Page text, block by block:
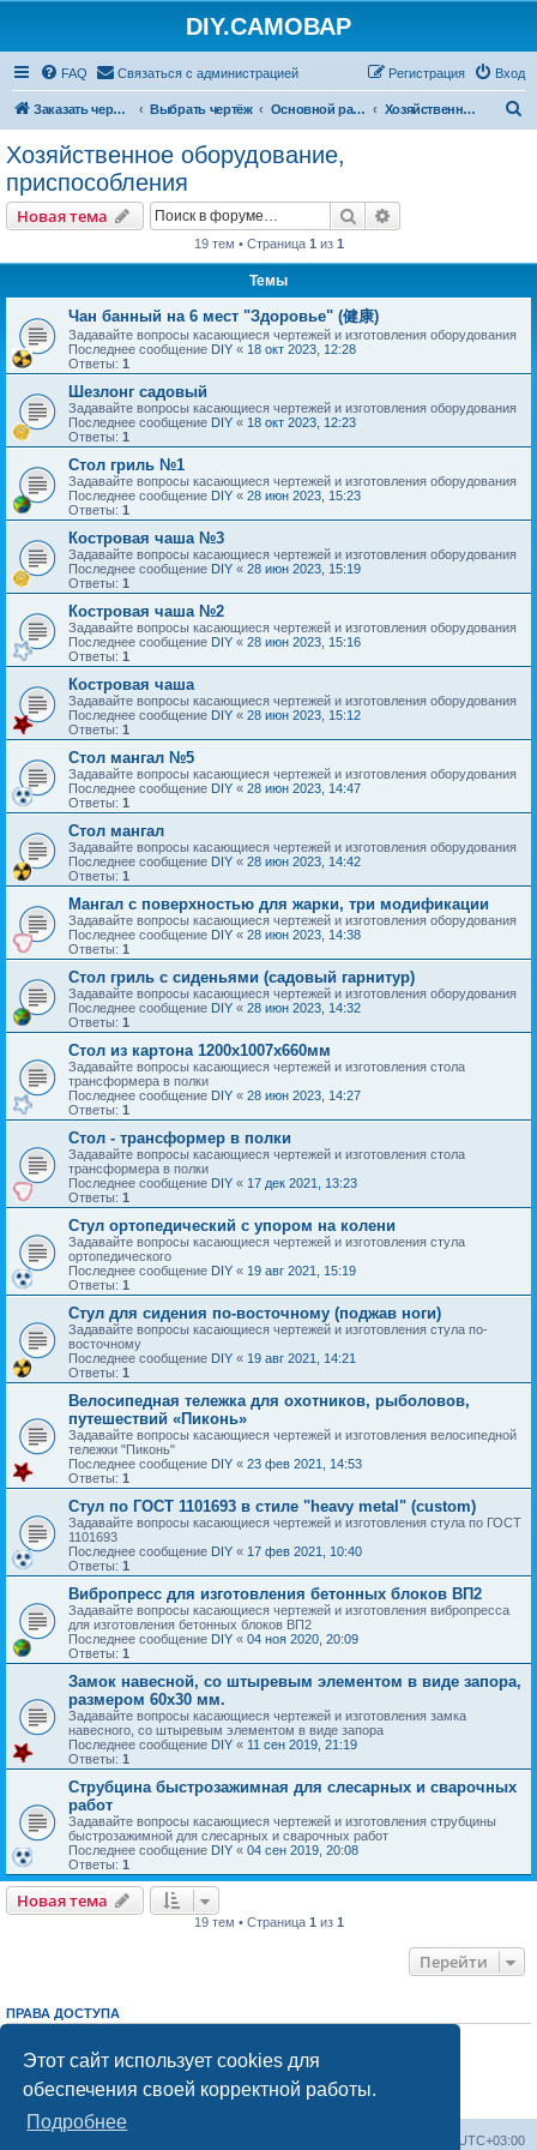
Этот сайт использует cookies для
обеспечения своей корректной работы.
Подробнее
DIY.САМОВАР
FAQ Связаться с администрацией Вход
Регистрация
Заказать чертеж Выбрать чертёж Основной раздел Хозяйственное оборудование, приспособления
Хозяйственное оборудование,
приспособления
Новая тема Поиск
19 тем • Страница 1 из 1
Темы
Чан банный на 6 мест "Здоровье" (健康)
Задавайте вопросы касающиеся чертежей и изготовления оборудования
Последнее сообщение DIY « 18 окт 2023, 12:28
Ответы: 1
Шезлонг садовый
Задавайте вопросы касающиеся чертежей и изготовления оборудования
Последнее сообщение DIY « 18 окт 2023, 12:23
Ответы: 1
Стол гриль №1
Задавайте вопросы касающиеся чертежей и изготовления оборудования
Последнее сообщение DIY « 28 июн 2023, 15:23
Ответы: 1
Костровая чаша №3
Задавайте вопросы касающиеся чертежей и изготовления оборудования
Последнее сообщение DIY « 28 июн 2023, 15:19
Ответы: 1
Костровая чаша №2
Задавайте вопросы касающиеся чертежей и изготовления оборудования
Последнее сообщение DIY « 28 июн 2023, 15:16
Ответы: 1
Костровая чаша
Задавайте вопросы касающиеся чертежей и изготовления оборудования
Последнее сообщение DIY « 28 июн 2023, 15:12
Ответы: 1
Стол мангал №5
Задавайте вопросы касающиеся чертежей и изготовления оборудования
Последнее сообщение DIY « 28 июн 2023, 14:47
Ответы: 1
Стол мангал
Задавайте вопросы касающиеся чертежей и изготовления оборудования
Последнее сообщение DIY « 28 июн 2023, 14:42
Ответы: 1
Мангал с поверхностью для жарки, три модификации
Задавайте вопросы касающиеся чертежей и изготовления оборудования
Последнее сообщение DIY « 28 июн 2023, 14:38
Ответы: 1
Стол гриль с сиденьями (садовый гарнитур)
Задавайте вопросы касающиеся чертежей и изготовления оборудования
Последнее сообщение DIY « 28 июн 2023, 14:32
Ответы: 1
Стол из картона 1200х1007х660мм
Задавайте вопросы касающиеся чертежей и изготовления стола
трансформера в полки
Последнее сообщение DIY « 28 июн 2023, 14:27
Ответы: 1
Стол - трансформер в полки
Задавайте вопросы касающиеся чертежей и изготовления стола
трансформера в полки
Последнее сообщение DIY « 17 дек 2021, 13:23
Ответы: 1
Стул ортопедический с упором на колени
Задавайте вопросы касающиеся чертежей и изготовления стула
ортопедического
Последнее сообщение DIY « 19 авг 2021, 15:19
Ответы: 1
Стул для сидения по-восточному (поджав ноги)
Задавайте вопросы касающиеся чертежей и изготовления стула по-
восточному
Последнее сообщение DIY « 19 авг 2021, 14:21
Ответы: 1
Велосипедная тележка для охотников, рыболовов,
путешествий «Пиконь»
Задавайте вопросы касающиеся чертежей и изготовления велосипедной
тележки "Пиконь"
Последнее сообщение DIY « 23 фев 2021, 14:53
Ответы: 1
Стул по ГОСТ 1101693 в стиле "heavy metal" (custom)
Задавайте вопросы касающиеся чертежей и изготовления стула по ГОСТ
1101693
Последнее сообщение DIY « 17 фев 2021, 10:40
Ответы: 1
Вибропресс для изготовления бетонных блоков ВП2
Задавайте вопросы касающиеся чертежей и изготовления вибропресса
для изготовления бетонных блоков ВП2
Последнее сообщение DIY « 04 ноя 2020, 20:09
Ответы: 1
Замок навесной, со штыревым элементом в виде запора,
размером 60х30 мм.
Задавайте вопросы касающиеся чертежей и изготовления замка
навесного, со штыревым элементом в виде запора
Последнее сообщение DIY « 11 сен 2019, 21:19
Ответы: 1
Струбцина быстрозажимная для слесарных и сварочных
работ
Задавайте вопросы касающиеся чертежей и изготовления струбцины
быстрозажимной для слесарных и сварочных работ
Последнее сообщение DIY « 04 сен 2019, 20:08
Ответы: 1
Новая тема
19 тем • Страница 1 из 1
Перейти
ПРАВА ДОСТУПА
Выне можетеотвечать на сообщения
Выне можетередактировать свои сообщения
Выне можетеудалять свои сообщения
добавлять вложения
UTC+03:00